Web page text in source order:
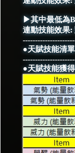
▶其中最低為
連動技能效果:
●天賦技能清
●天賦技能獲